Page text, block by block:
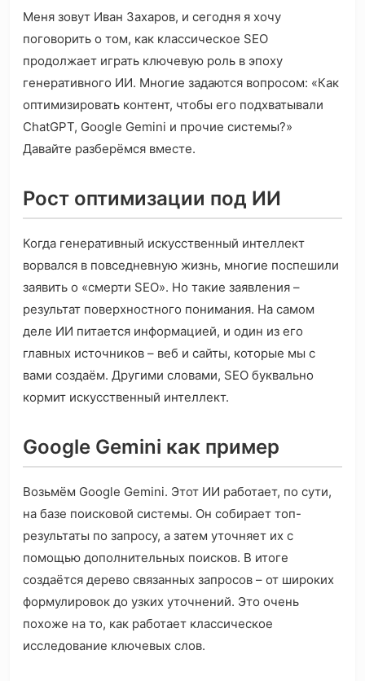
Меня зовут Иван Захаров, и сегодня я хочу
поговорить о том, как классическое SEO
продолжает играть ключевую роль в эпоху
генеративного ИИ. Многие задаются вопросом: «Как
оптимизировать контент, чтобы его подхватывали
ChatGPT, Google Gemini и прочие системы?»
Давайте разберёмся вместе.
Рост оптимизации под ИИ
Когда генеративный искусственный интеллект
ворвался в повседневную жизнь, многие поспешили
заявить о «смерти SEO». Но такие заявления –
результат поверхностного понимания. На самом
деле ИИ питается информацией, и один из его
главных источников – веб и сайты, которые мы с
вами создаём. Другими словами, SEO буквально
кормит искусственный интеллект.
Google Gemini как пример
Возьмём Google Gemini. Этот ИИ работает, по сути,
на базе поисковой системы. Он собирает топ-
результаты по запросу, а затем уточняет их с
помощью дополнительных поисков. В итоге
создаётся дерево связанных запросов – от широких
формулировок до узких уточнений. Это очень
похоже на то, как работает классическое
исследование ключевых слов.